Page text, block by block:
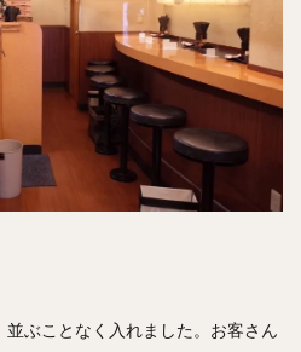
ぶことなく入れました。お客さん